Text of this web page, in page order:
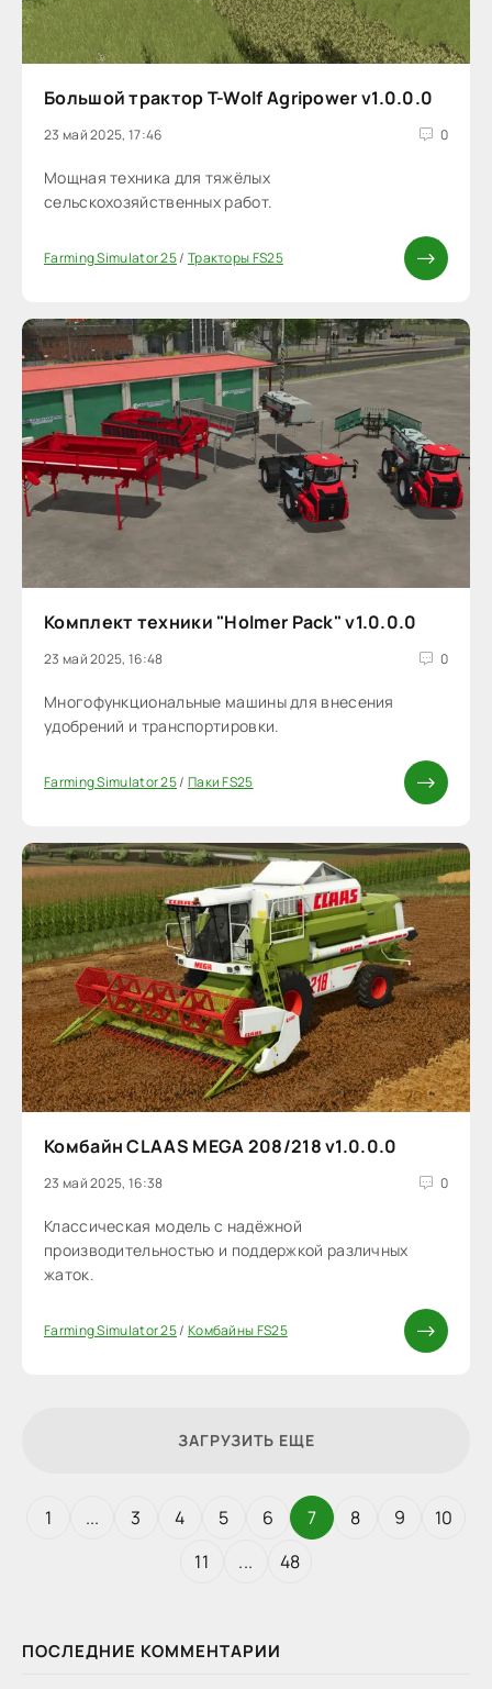
ПОСЛЕДНИЕ КОММЕНТАРИИ
Большой трактор T-Wolf Agripower v1.0.0.0
23 май 2025, 17:46 0
Мощная техника для тяжёлых
сельскохозяйственных работ.
Farming Simulator 25/ Тракторы FS25
Комплект техники "Holmer Pack" v1.0.0.0
23 май 2025, 16:48 0
Многофункциональные машины для внесения
удобрений и транспортировки.
Farming Simulator 25/ Паки FS25
Комбайн CLAAS MEGA 208/218 v1.0.0.0
23 май 2025, 16:38 0
Классическая модель с надёжной
производительностью и поддержкой различных
жаток.
Farming Simulator 25/ Комбайны FS25
ЗАГРУЗИТЬ ЕЩЕ
1 ... 3 4 5 6 7 8 9
10
11
... 48